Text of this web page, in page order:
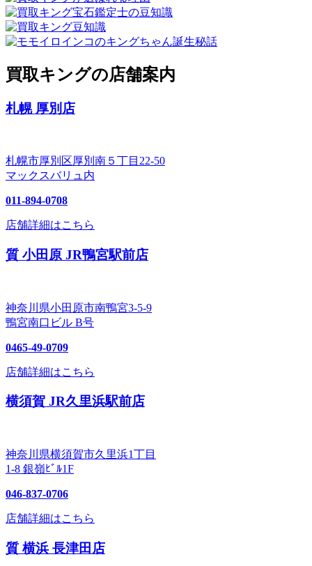
買取キングの店舗案内
札幌 厚別店
札幌市厚別区厚別南５丁目22-50
マックスバリュ内
011-894-0708
店舗詳細はこちら
質 小田原 JR鴨宮駅前店
神奈川県小田原市南鴨宮3-5-9
鴨宮南口ビル B号
0465-49-0709
店舗詳細はこちら
横須賀 JR久里浜駅前店
神奈川県横須賀市久里浜1丁目
1-8 銀嶺ﾋﾞﾙ1F
046-837-0706
店舗詳細はこちら
質 横浜 長津田店